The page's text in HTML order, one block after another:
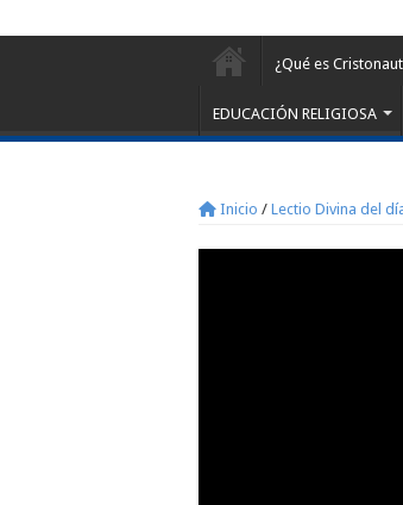
¿Qué es
EDUCACIÓN RELIGIOSA
Inicio / Lectio Divina del